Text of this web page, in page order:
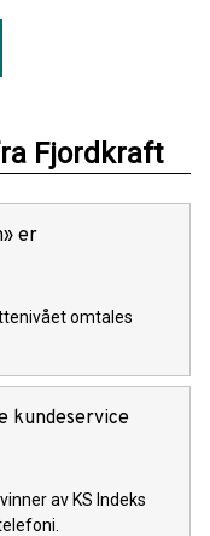
Fjordkraft
er
omtales
kundeservice
av KS Indeks